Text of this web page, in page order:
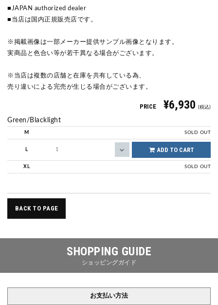
■JAPAN authorized dealer
■当店は国内正規販売店です。
※掲載画像は一部メーカー提供サンプル画像となります。
実商品と色合い等が若干異なる場合がございます。
※当店は複数の店舗と在庫を共有している為、
売り違いによる完売が生じる場合がございます。
PRICE ¥6,930 (税込)
Green/Blacklight
M SOLD OUT
L ADD TO CART
XL SOLD OUT
BACK TO PAGE
SHOPPING GUIDE
ショッピングガイド
お支払い方法